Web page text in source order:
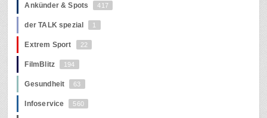
Ankünder & Spots 417
der TALK spezial 1
Extrem Sport 22
FilmBlitz 194
Gesundheit 63
Infoservice 560